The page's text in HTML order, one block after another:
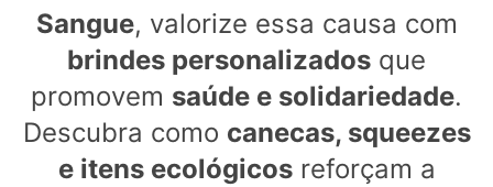
Sangue, valorize essa causa com
brindes personalizados que
promovem saúde e solidariedade.
Descubra como canecas, squeezes
e itens ecológicosreforçam a